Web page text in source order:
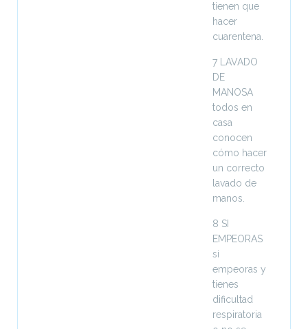
tienen que
hacer
cuarentena.
7 LAVADO
DE
MANOSA
todos en
casa
conocen
cómo hacer
un correcto
lavado de
manos.
8 SI
EMPEORAS
si
empeoras y
tienes
dificultad
respiratoria